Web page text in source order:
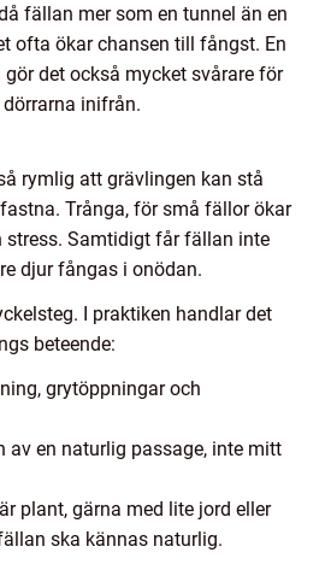
fällan mer som en tunnel än en
ofta ökar chansen till fångst. En
det också mycket svårare för
inifrån.
rymlig att grävlingen kan stå
Trånga, för små fällor ökar
stress. Samtidigt får fällan inte
djur fångas i onödan.
I praktiken handlar det
beteende:
grytöppningar och
av en naturlig passage, inte mitt
plant, gärna med lite jord eller
ska kännas naturlig.